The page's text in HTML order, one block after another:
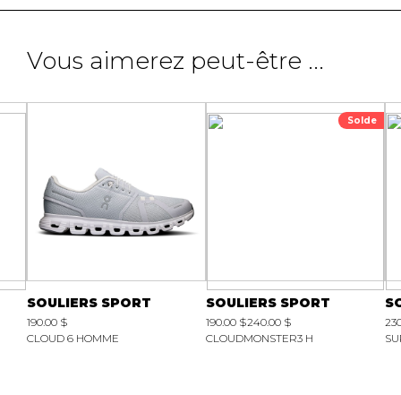
Vous aimerez peut-être ...
SOULIERS SPORT
190.00 $
CLOUD 6 HOMME
Solde
SOULIERS SPORT
190.00 $240.00 $
CLOUDMONSTER3 H